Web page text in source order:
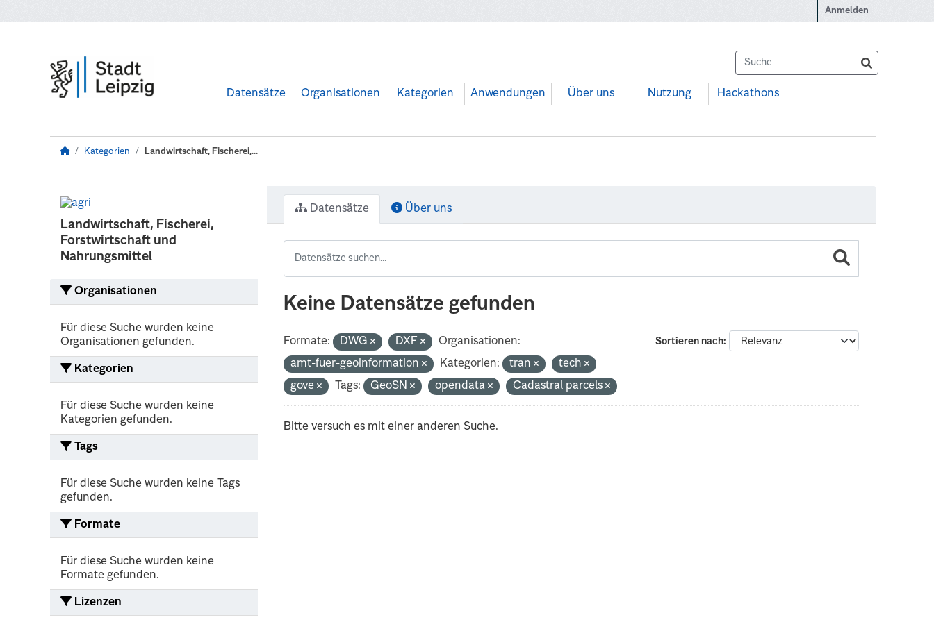
Anmelden
Datensätze Organisationen Kategorien Anwendungen Über uns Nutzung Hackathons
Kategorien Landwirtschaft, Fischerei,...
Landwirtschaft, Fischerei,
Forstwirtschaft und
Nahrungsmittel
Organisationen
Für diese Suche wurden keine
Organisationen gefunden.
Kategorien
Für diese Suche wurden keine
Kategorien gefunden.
Tags
Für diese Suche wurden keine Tags
gefunden.
Formate
Für diese Suche wurden keine
Formate gefunden.
Lizenzen
Datensätze Über uns
Keine Datensätze gefunden
Sortieren nach
Formate: DWG DXF
Organisationen:
amt-fuer-geoinformation
Kategorien: tran
tech
gove
Tags: GeoSN opendata Cadastral parcels
Bitte versuch es mit einer anderen Suche.